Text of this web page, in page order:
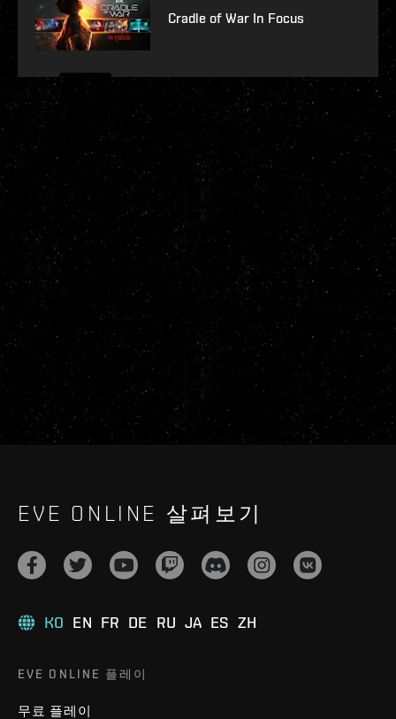
Cradle of War In Focus
EVE ONLINE 살펴보기
KO EN FR DE RU JA ES ZH
EVE ONLINE 플레이
무료 플레이